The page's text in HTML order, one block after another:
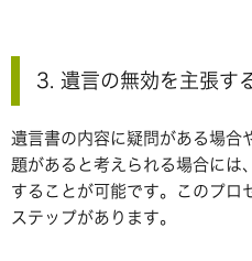
3. 遺言の無効を主張す
遺言書の内容に疑問がある場合
題があると考えられる場合には
することが可能です。このプロ
ステップがあります。